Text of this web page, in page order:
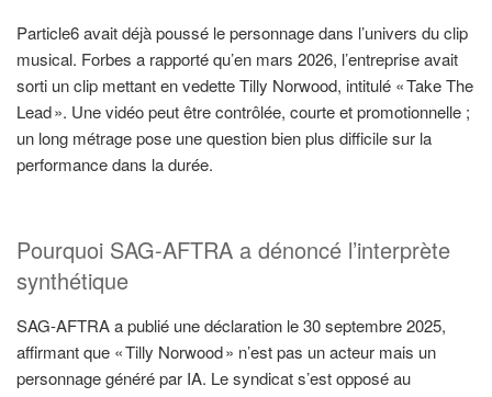
Particle6 avait déjà poussé le personnage dans l’univers du clip
musical. Forbes a rapporté qu’en mars 2026, l’entreprise avait
sorti un clip mettant en vedette Tilly Norwood, intitulé « Take The
Lead ». Une vidéo peut être contrôlée, courte et promotionnelle ;
un long métrage pose une question bien plus difficile sur la
performance dans la durée.
Pourquoi SAG-AFTRA a dénoncé l’interprète
synthétique
SAG-AFTRA a publié une déclaration le 30 septembre 2025,
affirmant que « Tilly Norwood » n’est pas un acteur mais un
personnage généré par IA. Le syndicat s’est opposé au